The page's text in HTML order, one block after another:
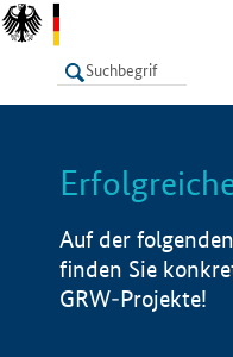
LISTE
Auf der
finden Sie
GRW-Projekte!